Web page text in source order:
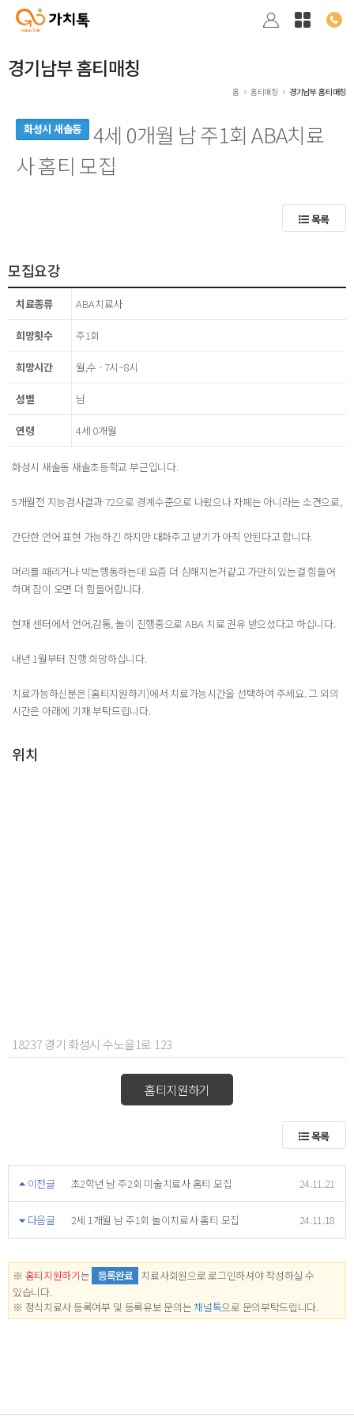
경기남부 홈티매칭
홈 홈티매칭 경기남부 홈티매칭
화성시 새솔동
4세 0개월 남 주1회 ABA치료
사 홈티 모집
목록
모집요강
치료종류 ABA치료사
희망횟수 주1회
희망시간 월,수 - 7시~8시
성별 남
연령 4세 0개월
화성시 새솔동 새솔초등학교 부근입니다.
5개월전 지능검사결과 72으로 경계수준으로 나왔으나 자폐는 아니라는 소견으로,
간단한 언어 표현 가능하긴 하지만 대화주고 받기가 아직 안된다고 합니다.
머리를 때리거나 박는행동하는데 요즘 더 심해지는거같고 가만히 있는걸 힘들어
하며 잠이 오면 더 힘들어합니다.
현재 센터에서 언어,감통, 놀이 진행중으로 ABA 치료 권유 받으셨다고 하십니다.
내년 1월부터 진행 희망하십니다.
치료가능하신분은 [홈티지원하기]에서 치료가능시간을 선택하여 주세요. 그 외의
시간은 아래에 기재 부탁드립니다.
위치
18237 경기 화성시 수노을1로 123
홈티지원하기
목록
이전글 초2학년 남 주2회 미술치료사 홈티 모집 24.11.21
다음글 2세 1개월 남 주1회 놀이치료사 홈티 모집 24.11.18
※ 홈티지원하기는 등록완료 치료사회원으로 로그인하셔야 작성하실 수
있습니다.
※ 정식치료사 등록여부 및 등록유보 문의는 채널톡으로 문의부탁드립니다.